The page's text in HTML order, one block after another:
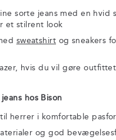
sorte jeans med en hvid
et stilrent look
sweatshirt og sneakers
hvis du vil gøre
hos Bison
herrer i komfortable
og god